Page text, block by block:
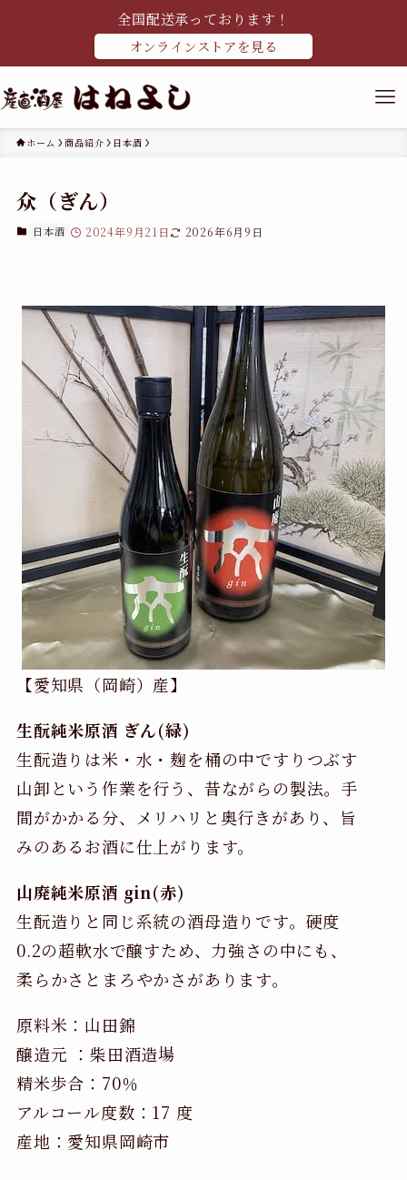
全国配送承っております！
オンラインストアを見る
ホーム 商品紹介 日本酒
众（ぎん）
日本酒 2024年9月21日 2026年6月9日
【愛知県（岡崎）産】
生酛純米原酒 ぎん(緑)
生酛造りは米・水・麹を桶の中ですりつぶす
山卸という作業を行う、昔ながらの製法。手
間がかかる分、メリハリと奥行きがあり、旨
みのあるお酒に仕上がります。
山廃純米原酒 gin(赤)
生酛造りと同じ系統の酒母造りです。硬度
0.2の超軟水で醸すため、力強さの中にも、
柔らかさとまろやかさがあります。
原料米：山田錦
醸造元 ：柴田酒造場
精米歩合：70％
アルコール度数：17 度
産地：愛知県岡崎市